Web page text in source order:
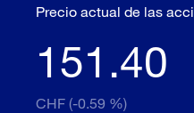
Precio actual de las
151.40
CHF (-0.59 %)